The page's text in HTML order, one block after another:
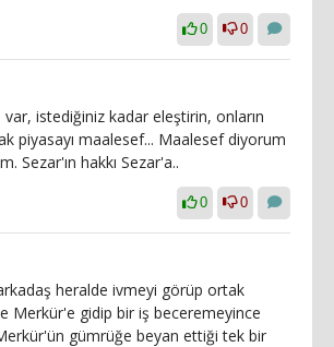
0 0
var, istediğiniz kadar eleştirin, onların
piyasayı maalesef... Maalesef diyorum
Sezar'ın hakkı Sezar'a..
0 0
heralde ivmeyi görüp ortak
Merkür'e gidip bir iş beceremeyince
Merkür'ün gümrüğe beyan ettiği tek bir